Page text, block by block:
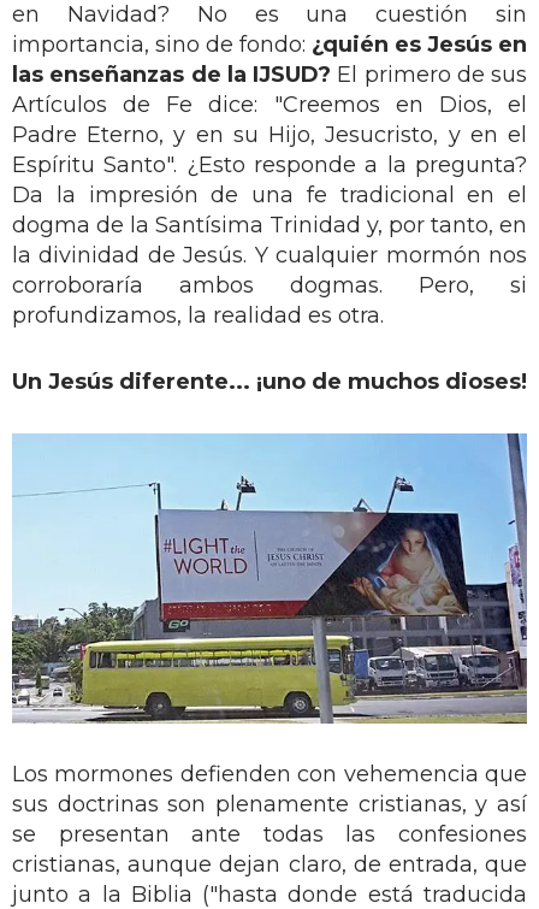
en Navidad? No es una cuestión sin
importancia, sino de fondo: ¿quién es Jesús en
las enseñanzas de la IJSUD? El primero de sus
Artículos de Fe dice: "Creemos en Dios, el
Padre Eterno, y en su Hijo, Jesucristo, y en el
Espíritu Santo". ¿Esto responde a la pregunta?
Da la impresión de una fe tradicional en el
dogma de la Santísima Trinidad y, por tanto, en
la divinidad de Jesús. Y cualquier mormón nos
corroboraría ambos dogmas. Pero, si
profundizamos, la realidad es otra.
Un Jesús diferente... ¡uno de muchos dioses!
Los mormones defienden con vehemencia que
sus doctrinas son plenamente cristianas, y así
se presentan ante todas las confesiones
cristianas, aunque dejan claro, de entrada, que
junto a la Biblia ("hasta donde está traducida